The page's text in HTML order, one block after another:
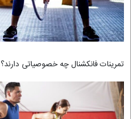
تمرینات فانکشنال چه خصوصیاتی دارند؟